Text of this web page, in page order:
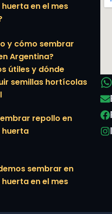
en el mes
y cómo sembrar
Argentina?
útiles y dónde
semillas hortícolas
repollo en
huerta
sembrar en
en el mes